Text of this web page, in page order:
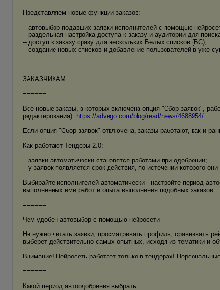
Представляем новые функции заказов:
-- автовыбор подавших заявки исполнителей с помощью
-- раздельная настройка доступа к заказу и аудитории для
-- доступ к заказу сразу для нескольких Белых списков (БС);
-- создание новых списков и добавление пользователей в уже
======
ЗАКАЗЧИКАМ
======
Все новые заказы, в которых включена опция "Сбор заявок",
редактирования): https://advego.com/blog/read/news/4688954/
Если опция "Сбор заявок" отключена, заказы работают, как и
Как работают Тендеры 2.0:
-- заявки автоматически становятся работами при одобрении;
-- у заявок появляется срок действия, по истечении которого
Выбирайте исполнителей автоматически - настройте период
выполненных ими работ и опыта выполнения подобных заказов.
======
Чем удобен автовыбор с помощью нейросети
Не нужно читать заявки, просматривать профиль, сравнивать
выберет действительно самых опытных, исходя из тематики и
Внимание! Нейросеть работает только в тендерах!
======
Какой период автоодобрения выбрать